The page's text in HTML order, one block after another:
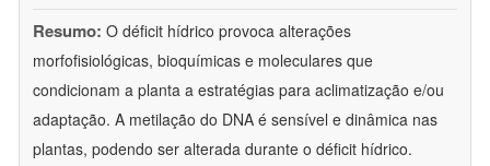
Resumo: O déficit hídrico provoca alterações
morfofisiológicas, bioquímicas e moleculares que
condicionam a planta a estratégias para aclimatização e/ou
adaptação. A metilação do DNA é sensível e dinâmica nas
plantas, podendo ser alterada durante o déficit hídrico.